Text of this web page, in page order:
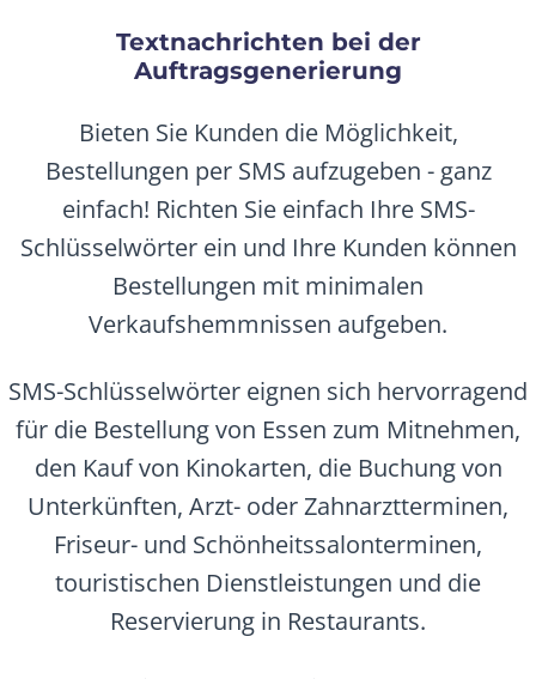
Textnachrichten bei der
Auftragsgenerierung
Bieten Sie Kunden die Möglichkeit,
Bestellungen per SMS aufzugeben - ganz
einfach! Richten Sie einfach Ihre SMS-
Schlüsselwörter ein und Ihre Kunden können
Bestellungen mit minimalen
Verkaufshemmnissen aufgeben.
SMS-Schlüsselwörter eignen sich hervorragend
für die Bestellung von Essen zum Mitnehmen,
den Kauf von Kinokarten, die Buchung von
Unterkünften, Arzt- oder Zahnarztterminen,
Friseur- und Schönheitssalonterminen,
touristischen Dienstleistungen und die
Reservierung in Restaurants.